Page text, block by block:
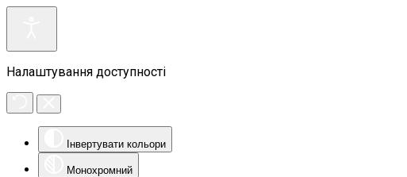
Налаштування доступності
Інвертувати кольори
Монохромний